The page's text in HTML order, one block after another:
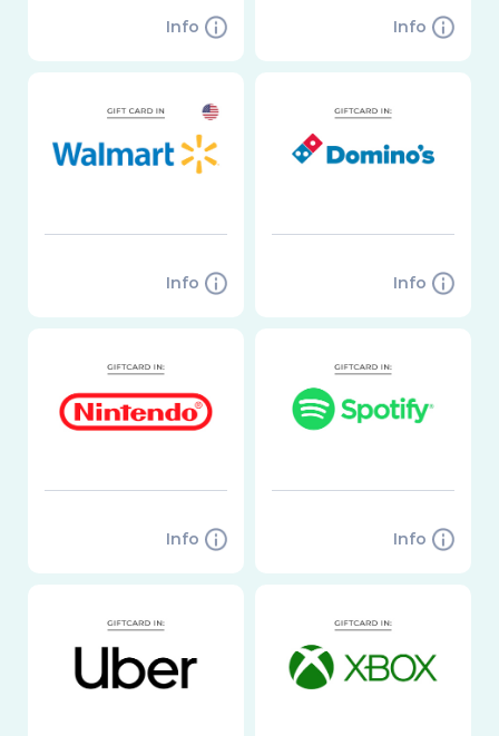
Info Info
Info Info
Info Info